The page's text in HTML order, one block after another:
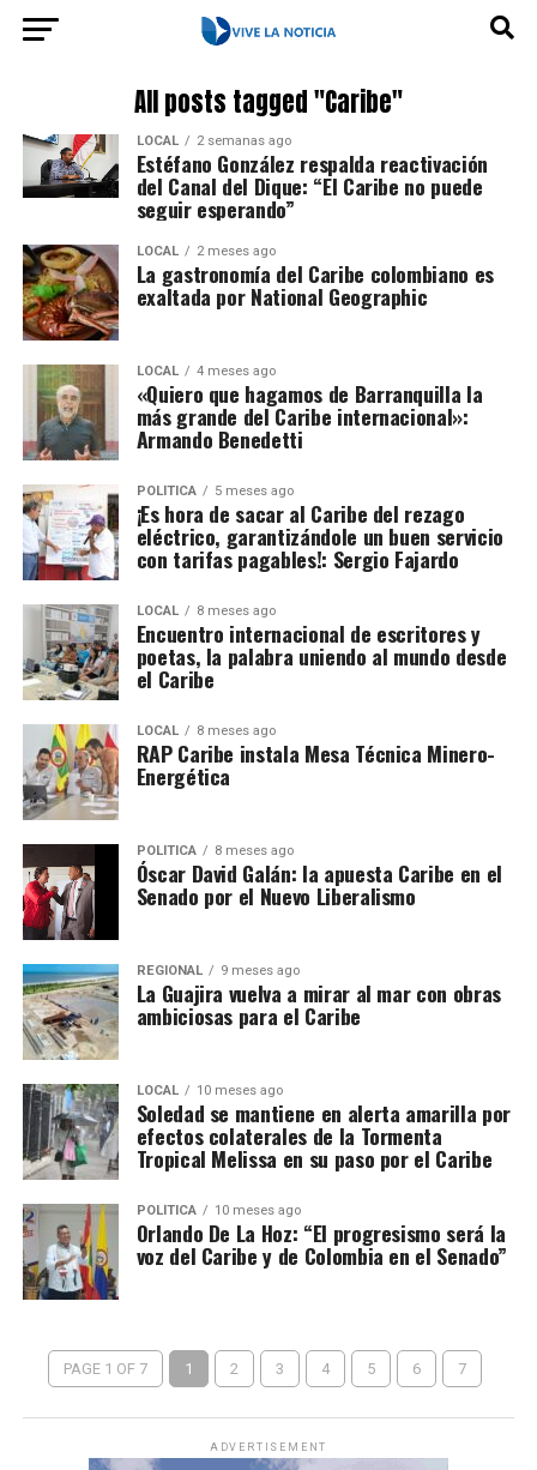
All posts tagged "Caribe"
LOCAL 2 semanas ago
Estéfano González respalda reactivación
del Canal del Dique: “El Caribe no puede
seguir esperando”
LOCAL 2 meses ago
La gastronomía del Caribe colombiano es
exaltada por National Geographic
LOCAL 4 meses ago
«Quiero que hagamos de Barranquilla la
más grande del Caribe internacional»:
Armando Benedetti
POLÍTICA 5 meses ago
¡Es hora de sacar al Caribe del rezago
eléctrico, garantizándole un buen servicio
con tarifas pagables!: Sergio Fajardo
LOCAL 8 meses ago
Encuentro internacional de escritores y
poetas, la palabra uniendo al mundo desde
el Caribe
LOCAL 8 meses ago
RAP Caribe instala Mesa Técnica Minero-
Energética
POLÍTICA 8 meses ago
Óscar David Galán: la apuesta Caribe en el
Senado por el Nuevo Liberalismo
REGIONAL 9 meses ago
La Guajira vuelva a mirar al mar con obras
ambiciosas para el Caribe
LOCAL 10 meses ago
Soledad se mantiene en alerta amarilla por
efectos colaterales de la Tormenta
Tropical Melissa en su paso por el Caribe
POLÍTICA 10 meses ago
Orlando De La Hoz: “El progresismo será la
voz del Caribe y de Colombia en el Senado”
PAGE 1 OF 7 1 2 3 4 5 6 7
ADVERTISEMENT